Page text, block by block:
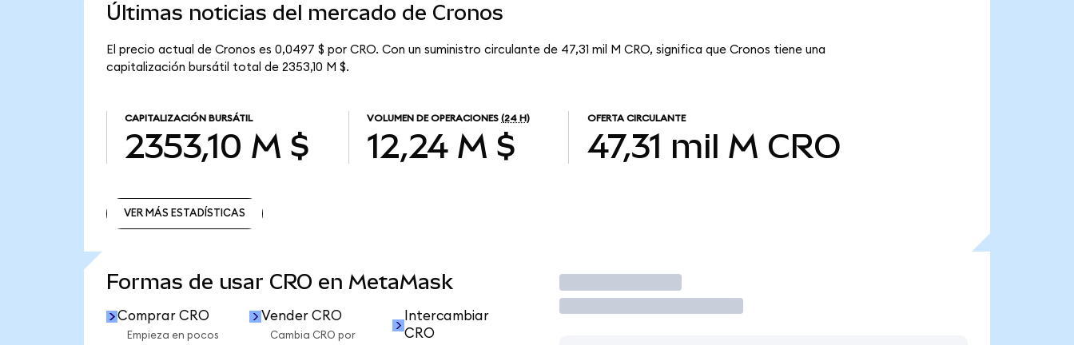
Últimas noticias del mercado de Cronos
El precio actual de Cronos es 0,0497 $ por CRO. Con un suministro circulante de 47,31 mil M CRO, significa que Cronos tiene una
capitalización bursátil total de 2353,10 M $.
CAPITALIZACIÓN BURSÁTIL
2353,10 M $
VOLUMEN DE OPERACIONES (24 H)
12,24 M $
OFERTA CIRCULANTE
47,31 mil M CRO
VER MÁS ESTADÍSTICAS
Formas de usar CRO en MetaMask
Comprar CRO
Empieza en pocos
Vender CRO
Cambia CRO por
Intercambiar
CRO
Operar